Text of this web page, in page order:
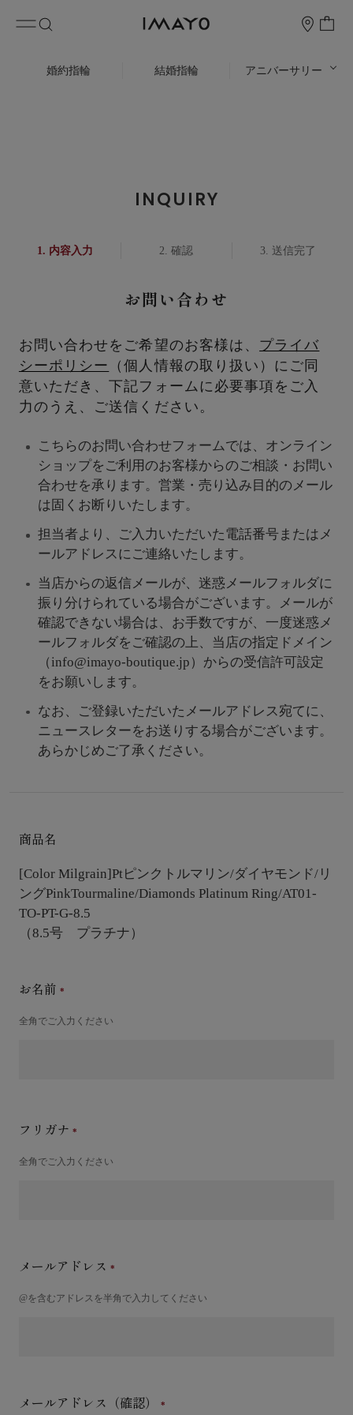
婚約指輪 結婚指輪 アニバーサリー
INQUIRY
内容入力 確認 送信完了
お問い合わせ
お問い合わせをご希望のお客様は、 プライバ
シーポリシー
（個人情報の取り扱い）にご同
意いただき、下記フォームに必要事項をご入
力のうえ、ご送信ください。
こちらのお問い合わせフォームでは、オンライン
ショップをご利用のお客様からのご相談・お問い
合わせを承ります。営業・売り込み目的のメール
は固くお断りいたします。
担当者より、ご入力いただいた電話番号またはメ
ールアドレスにご連絡いたします。
当店からの返信メールが、迷惑メールフォルダに
振り分けられている場合がございます。メールが
確認できない場合は、お手数ですが、一度迷惑メ
ールフォルダをご確認の上、当店の指定ドメイン
（info@imayo-boutique.jp）からの受信許可設定
をお願いします。
なお、ご登録いただいたメールアドレス宛てに、
ニュースレターをお送りする場合がございます。
あらかじめご了承ください。
商品名
[Color Milgrain]Ptピンクトルマリン/ダイヤモンド/リ
ングPinkTourmaline/Diamonds Platinum Ring/AT01-
TO-PT-G-8.5
（8.5号 プラチナ）
お名前
全角でご入力ください
フリガナ
全角でご入力ください
メールアドレス
@を含むアドレスを半角で入力してください
メールアドレス（確認）